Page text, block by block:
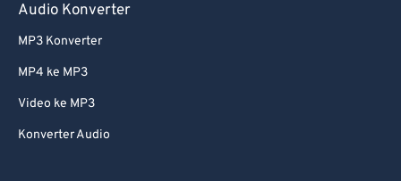
Audio Konverter
MP3 Konverter
MP4 ke MP3
Video ke MP3
Konverter Audio